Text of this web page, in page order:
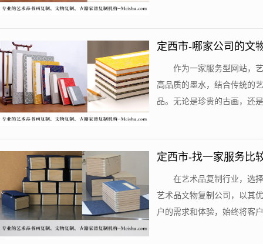
定西市-哪家公司的文
作为一家服务型网站，
高品质的墨水，结合传统的
品。无论是珍贵的古画，还
定西市-找一家服务比
在艺术品复制行业，选
艺术品文物复制公司，以其
户的需求和体验，始终将客